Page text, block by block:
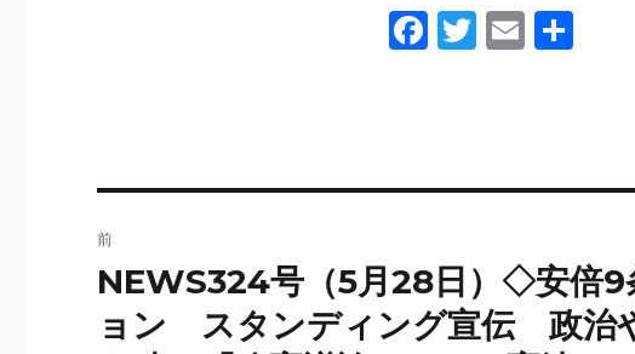
F
a
b
o
k
T
wi
E
m
共
稿
ナ
前
前
投
NEWS324号（5月28日）◇安倍9
ョン スタンディング宣伝 政治